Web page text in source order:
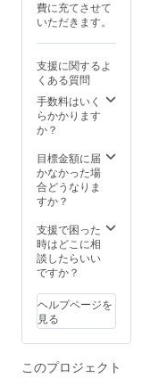
緒にお
送りい
たしま
ネーム
プレー
トのお
名前は
された
お名前
が使用
備考欄
へ記載
希望の
お名前
クネー
ム）を
ご記入
くださ
備考欄
だきま
す。
グッズ
空ぴい
た生誕
限定 イ
ラスト
アクス
なりま
す。 ④
生誕限
定オリ
ネーム
プレー
ト リ
ターン
送と一
緒にお
送りい
たしま
ネーム
クネー
ム可）
を記載
い。 ③
クラウ
ドファ
ンディ
ング限
ズ クラ
ウド
ファン
ディン
援者限
定の
グッズ
をご用
ていた
だきま
す。
グッズ
空ぴい
への名
前掲載
当日会
るフラ
ワース
タンド
に生誕
祭支援
てお名
前を掲
載させ
ていた
す。 備
考欄に
記載希
望のお
（ニッ
クネー
ム可）
を記載
い。 ③
費に充てさせて
いただきます。
支援に関するよ
くある質問
手数料はいく
らかかります
か？
目標金額に届
かなかった場
合どうなりま
すか？
支援で困った
時はどこに相
談したらいい
ですか？
ヘルプページを
見る
このプロジェクト